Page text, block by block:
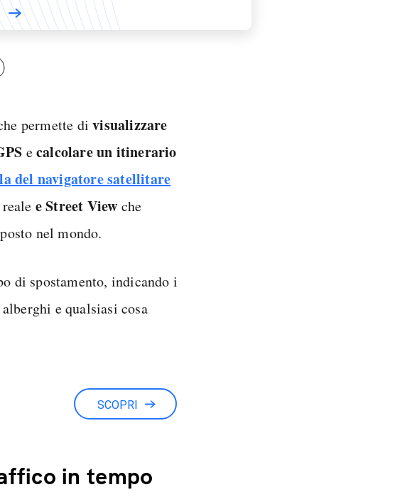
permette divisualizzare
ecalcolare un itinerario
del navigatore satellitare
e Street View che
nel mondo.
di spostamento, indicando i
e qualsiasi cosa
SCOPRI
in tempo